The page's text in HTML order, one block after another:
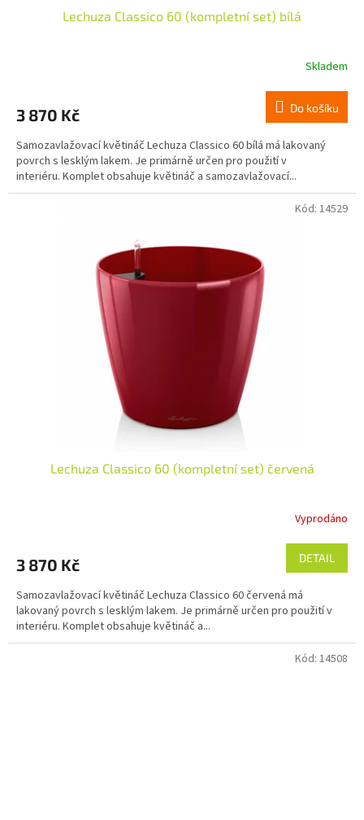
Lechuza Classico 60 (kompletní set) bílá
Skladem
3 870 Kč Do košíku
Samozavlažovací květináč Lechuza Classico 60 bílá má lakovaný
povrch s lesklým lakem. Je primárně určen pro použití v
interiéru. Komplet obsahuje květináč a samozavlažovací...
Lechuza Classico 60 (kompletní set) červená
Vyprodáno
3 870 Kč DETAIL
Samozavlažovací květináč Lechuza Classico 60 červená má
lakovaný povrch s lesklým lakem. Je primárně určen pro použití v
interiéru. Komplet obsahuje květináč a...
Kód: 14529
Kód: 14508